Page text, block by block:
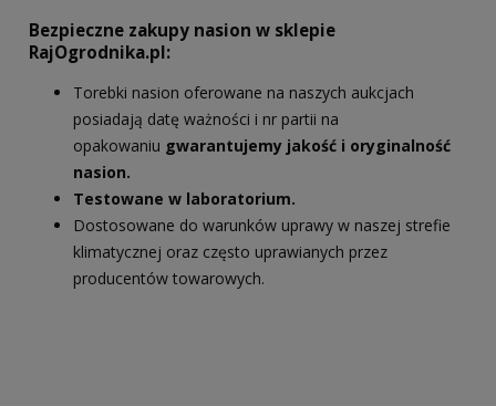
Bezpieczne zakupy nasion w sklepie
RajOgrodnika.pl:
Torebki nasion oferowane na naszych aukcjach
posiadają datę ważności i nr partii na
opakowaniu gwarantujemy jakość i oryginalność
nasion.
Testowane w laboratorium.
Dostosowane do warunków uprawy w naszej strefie
klimatycznej oraz często uprawianych przez
producentów towarowych.